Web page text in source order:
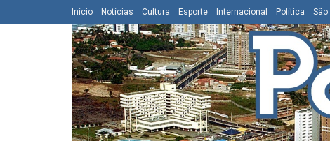
Início Notícias Cultura Esporte Internacional Política São